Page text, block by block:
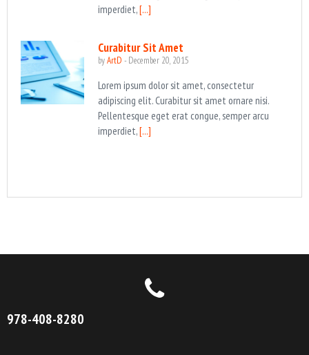
imperdiet,[...]
Curabitur Sit Amet
byArtD - December 20, 2015
Lorem ipsum dolor sit amet, consectetur
adipiscing elit. Curabitur sit amet ornare nisi.
Pellentesque eget erat congue, semper arcu
imperdiet,[...]
978-408-8280